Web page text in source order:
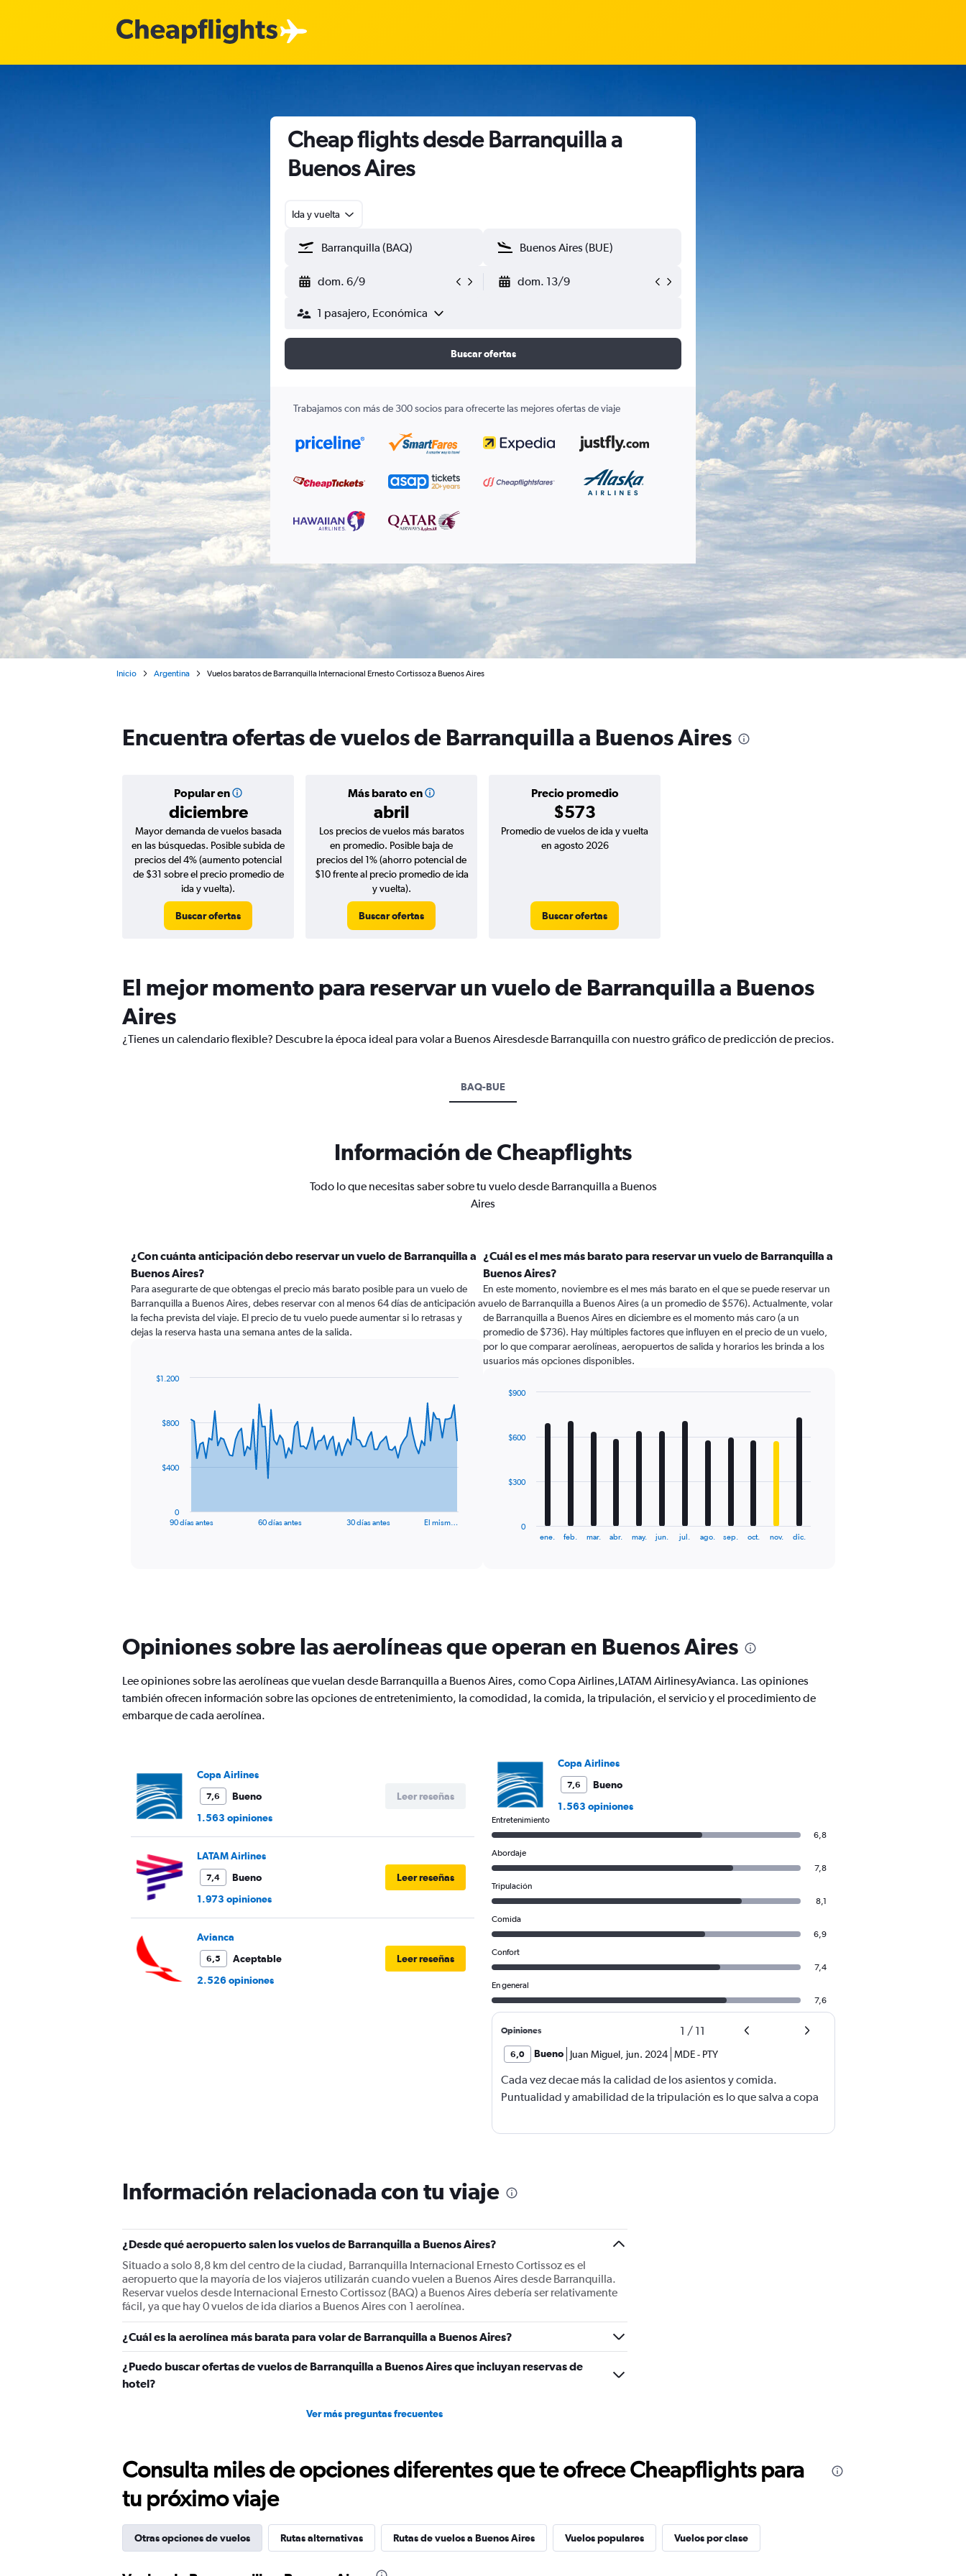
Cheap flights desde Barranquilla a
Buenos Aires
Ida y vuelta
dom. 6/9 dom. 13/9
1 pasajero, Económica
Buscar ofertas
Trabajamos con más de 300 socios para ofrecerte las mejores ofertas de viaje
Inicio Argentina Vuelos baratos de Barranquilla Internacional Ernesto Cortissoz a Buenos Aires
Encuentra ofertas de vuelos de Barranquilla a Buenos Aires
Popular en
diciembre
Más barato en
abril
Precio promedio
$573
Mayor demanda de vuelos basada
en las búsquedas. Posible subida de
precios del 4% (aumento potencial
de $31 sobre el precio promedio de
ida y vuelta).
Buscar ofertas
Los precios de vuelos más baratos
en promedio. Posible baja de
precios del 1% (ahorro potencial de
$10 frente al precio promedio de ida
y vuelta).
Buscar ofertas
Promedio de vuelos de ida y vuelta
en agosto 2026
Buscar ofertas
El mejor momento para reservar un vuelo de Barranquilla a Buenos
Aires
¿Tienes un calendario flexible? Descubre la época ideal para volar a Buenos Airesdesde Barranquilla con nuestro gráfico de predicción de precios.
BAQ-BUE
Información de Cheapflights
Todo lo que necesitas saber sobre tu vuelo desde Barranquilla a Buenos
Aires
¿Con cuánta anticipación debo reservar un vuelo de Barranquilla a
Buenos Aires?
Para asegurarte de que obtengas el precio más barato posible para un vuelo de
Barranquilla a Buenos Aires, debes reservar con al menos 64 días de anticipación a
la fecha prevista del viaje. El precio de tu vuelo puede aumentar si lo retrasas y
dejas la reserva hasta una semana antes de la salida.
data
The
has
1
axis
displaying
values.
90 días antes 60 días antes 30 días antes El mism…
0
$400
$800
$1.200
¿Cuál es el mes más barato para reservar un vuelo de Barranquilla a
Buenos Aires?
En este momento, noviembre es el mes más barato en el que se puede reservar un
vuelo de Barranquilla a Buenos Aires (a un promedio de $576). Actualmente, volar
de Barranquilla a Buenos Aires en diciembre es el momento más caro (a un
promedio de $736). Hay múltiples factores que influyen en el precio de un vuelo,
por lo que comparar aerolíneas, aeropuertos de salida y horarios les brinda a los
usuarios más opciones disponibles.
12
The
chart
has
Y
axis
900.
ene. feb. mar. abr. may. jun. jul. ago. sep. oct. nov. dic.
0
$300
$600
$900
Opiniones sobre las aerolíneas que operan en Buenos Aires
Lee opiniones sobre las aerolíneas que vuelan desde Barranquilla a Buenos Aires, como Copa Airlines,LATAM AirlinesyAvianca. Las opiniones
también ofrecen información sobre las opciones de entretenimiento, la comodidad, la comida, la tripulación, el servicio y el procedimiento de
embarque de cada aerolínea.
Copa Airlines
7,6
Bueno
1.563 opiniones
Leer reseñas
LATAM Airlines
7,4
Bueno
1.973 opiniones
Leer reseñas
Avianca
6,5
Aceptable
2.526 opiniones
Leer reseñas
Copa Airlines
7,6
Bueno
1.563 opiniones
Entretenimiento
6,8
Abordaje
7,8
Tripulación
8,1
Comida
6,9
Confort
7,4
En general
7,6
Opiniones 1 / 11
6,0 Bueno Juan Miguel jun. 2024 MDE- PTY
Cada vez decae más la calidad de los asientos y comida.
Puntualidad y amabilidad de la tripulación es lo que salva a copa
Información relacionada con tu viaje
¿Desde qué aeropuerto salen los vuelos de Barranquilla a Buenos Aires?
Situado a solo 8,8 km del centro de la ciudad, Barranquilla Internacional Ernesto Cortissoz es el
aeropuerto que la mayoría de los viajeros utilizarán cuando vuelen a Buenos Aires desde Barranquilla.
Reservar vuelos desde Internacional Ernesto Cortissoz (BAQ) a Buenos Aires debería ser relativamente
fácil, ya que hay 0 vuelos de ida diarios a Buenos Aires con 1 aerolínea.
¿Cuál es la aerolínea más barata para volar de Barranquilla a Buenos Aires?
¿Puedo buscar ofertas de vuelos de Barranquilla a Buenos Aires que incluyan reservas de
hotel?
Ver más preguntas frecuentes
Consulta miles de opciones diferentes que te ofrece Cheapflights para
tu próximo viaje
Otras opciones de vuelos Rutas alternativas Rutas de vuelos a Buenos Aires Vuelos populares Vuelos por clase